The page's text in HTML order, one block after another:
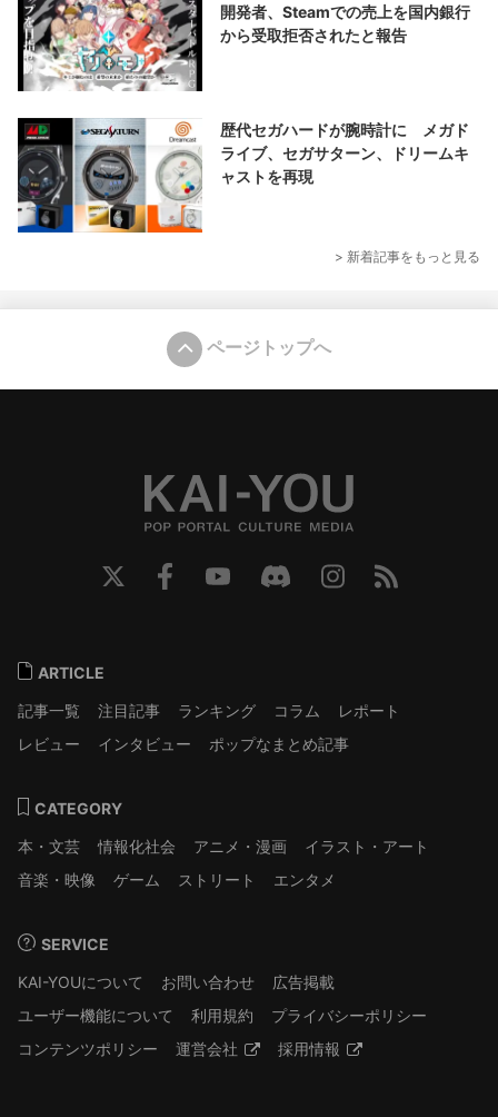
開発者、Steamでの売上を国内銀行
から受取拒否されたと報告
歴代セガハードが腕時計に メガド
ライブ、セガサターン、ドリームキ
ャストを再現
> 新着記事をもっと見る
ページトップへ
ARTICLE
記事一覧
注目記事 ランキング コラム
レポート
レビュー
インタビュー ポップなまとめ記事
CATEGORY
本・文芸
情報化社会 アニメ・漫画
イラスト・アート
音楽・映像
ゲーム ストリート エンタメ
SERVICE
KAI-YOUについて
お問い合わせ
広告掲載
ユーザー機能について
利用規約
プライバシーポリシー
コンテンツポリシー
運営会社 採用情報